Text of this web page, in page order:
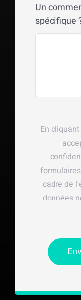
Un
spécifique
En
cadre de
données